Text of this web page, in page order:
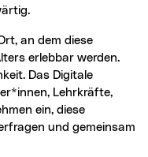
erlebbar werden.
Das Digitale
Lehrkräfte,
ein, diese
und gemeinsam